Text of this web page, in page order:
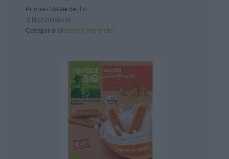
Primia - ViaVerde Bio
3 Recensioni
Categoria: Biscotti e Merende